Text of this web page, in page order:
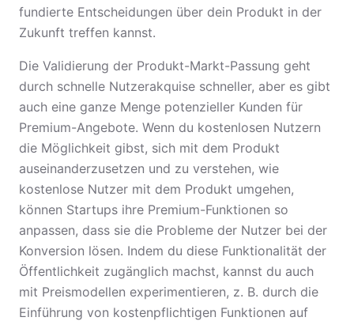
fundierte Entscheidungen über dein Produkt in der
Zukunft treffen kannst.
Die Validierung der Produkt-Markt-Passung geht
durch schnelle Nutzerakquise schneller, aber es gibt
auch eine ganze Menge potenzieller Kunden für
Premium-Angebote. Wenn du kostenlosen Nutzern
die Möglichkeit gibst, sich mit dem Produkt
auseinanderzusetzen und zu verstehen, wie
kostenlose Nutzer mit dem Produkt umgehen,
können Startups ihre Premium-Funktionen so
anpassen, dass sie die Probleme der Nutzer bei der
Konversion lösen. Indem du diese Funktionalität der
Öffentlichkeit zugänglich machst, kannst du auch
mit Preismodellen experimentieren, z. B. durch die
Einführung von kostenpflichtigen Funktionen auf